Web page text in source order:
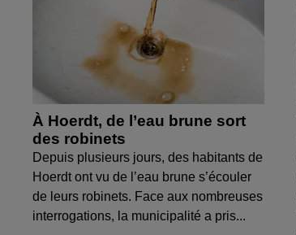
À Hoerdt, de l’eau brune sort
des robinets
Depuis plusieurs jours, des habitants de
Hoerdt ont vu de l’eau brune s’écouler
de leurs robinets. Face aux nombreuses
interrogations, la municipalité a pris...